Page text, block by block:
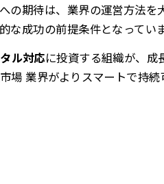
の期待は、業界の運営方法を
成功の前提条件となっていま
ル対応に投資する組織が、成
場 業界がよりスマートで持